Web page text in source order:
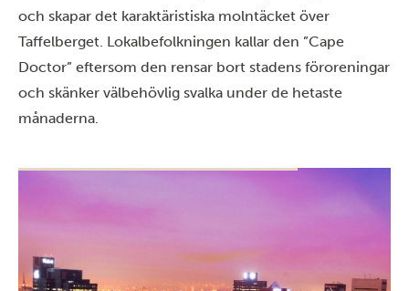
och skapar det karaktäristiska molntäcket över
Taffelberget. Lokalbefolkningen kallar den ”Cape
Doctor” eftersom den rensar bort stadens föroreningar
och skänker välbehövlig svalka under de hetaste
månaderna.